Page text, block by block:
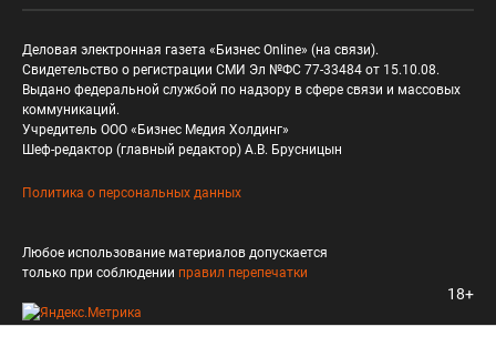
Деловая электронная газета «Бизнес Online» (на связи).
Свидетельство о регистрации СМИ Эл №ФС 77-33484 от 15.10.08.
Выдано федеральной службой по надзору в сфере связи и массовых
коммуникаций.
Учредитель ООО «Бизнес Медия Холдинг»
Шеф-редактор (главный редактор) А.В. Брусницын
Политика о персональных данных
Любое использование материалов допускается
только при соблюдении правил перепечатки
18+